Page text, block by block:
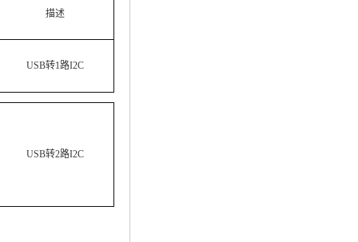
描述
USB转1路I2C
USB转2路I2C